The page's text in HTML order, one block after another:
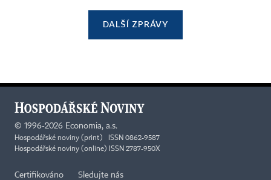
DALŠÍ ZPRÁVY
© 1996-2026 Economia, a.s.
Hospodářské noviny (print) ISSN 0862-9587
Hospodářské noviny (online) ISSN 2787-950X
Certifikováno Sledujte nás